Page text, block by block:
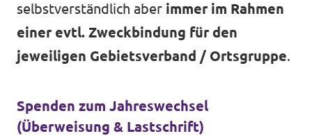
selbstverständlich aber immer im Rahmen
einer evtl. Zweckbindung für den
jeweiligen Gebietsverband / Ortsgruppe.
Spenden zum Jahreswechsel
(Überweisung & Lastschrift)